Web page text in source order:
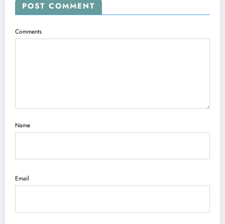
POST COMMENT
Comments
Name
Email